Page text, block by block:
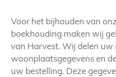
Voor het bijhouden van
boekhouding maken wij
van Harvest. Wij delen uw
woonplaatsgegevens en
uw bestelling. Deze